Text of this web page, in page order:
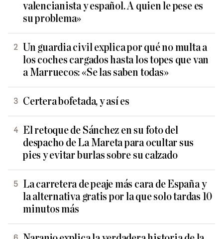
valencianista y español. A quien le pese es
su problema»
Un guardia civil explica por qué no multa a
los coches cargados hasta los topes que van
a Marruecos: «Se las saben todas»
Certera bofetada, y así es
El retoque de Sánchez en su foto del
despacho de La Mareta para ocultar sus
pies y evitar burlas sobre su calzado
La carretera de peaje más cara de España y
la alternativa gratis por la que solo tardas 10
minutos más